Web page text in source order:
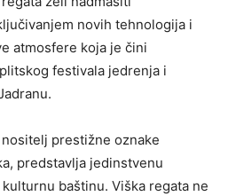
novih tehnologija i
atmosfere koja je čini
festivala jedrenja i
prestižne oznake
predstavlja jedinstvenu
baštinu. Viška regata ne